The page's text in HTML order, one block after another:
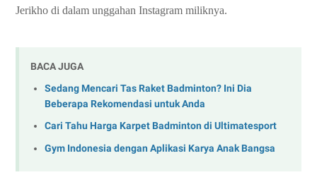
Jerikho di dalam unggahan Instagram miliknya.
BACA JUGA
Sedang Mencari Tas Raket Badminton? Ini Dia
Beberapa Rekomendasi untuk Anda
Cari Tahu Harga Karpet Badminton di Ultimatesport
Gym Indonesia dengan Aplikasi Karya Anak Bangsa